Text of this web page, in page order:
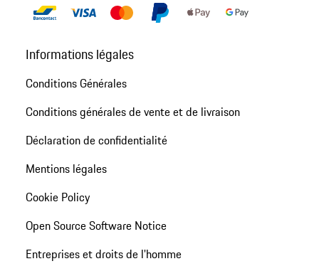
Informations légales
Conditions Générales
Conditions générales de vente et de livraison
Déclaration de confidentialité
Mentions légales
Cookie Policy
Open Source Software Notice
Entreprises et droits de l'homme